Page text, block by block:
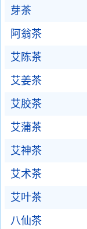
芽茶
阿翁茶
艾陈茶
艾姜茶
艾胶茶
艾蒲茶
艾神茶
艾术茶
艾叶茶
八仙茶